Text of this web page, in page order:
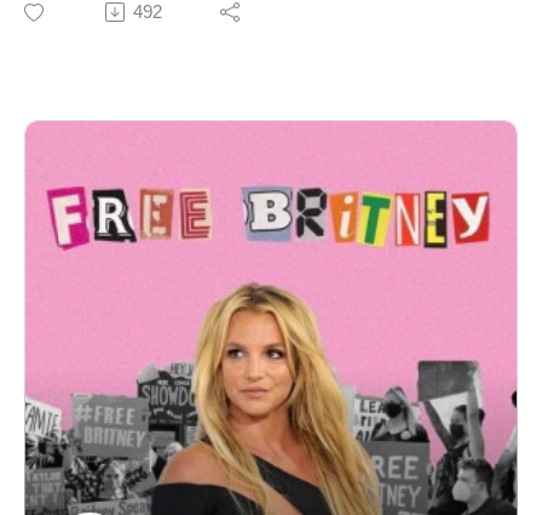
Dokumentären:
FACEBOOKhttps://www.facebook.com/groups/317170
1036334090/
FRAM TILL TILLBAKATIDEN:
https://underjord.nu/biljetter/fram-till-tillbakatiden/
ÅRET ÄR 2025
https://www.youtube.com/watch?v=J9-c6RE__aM
492